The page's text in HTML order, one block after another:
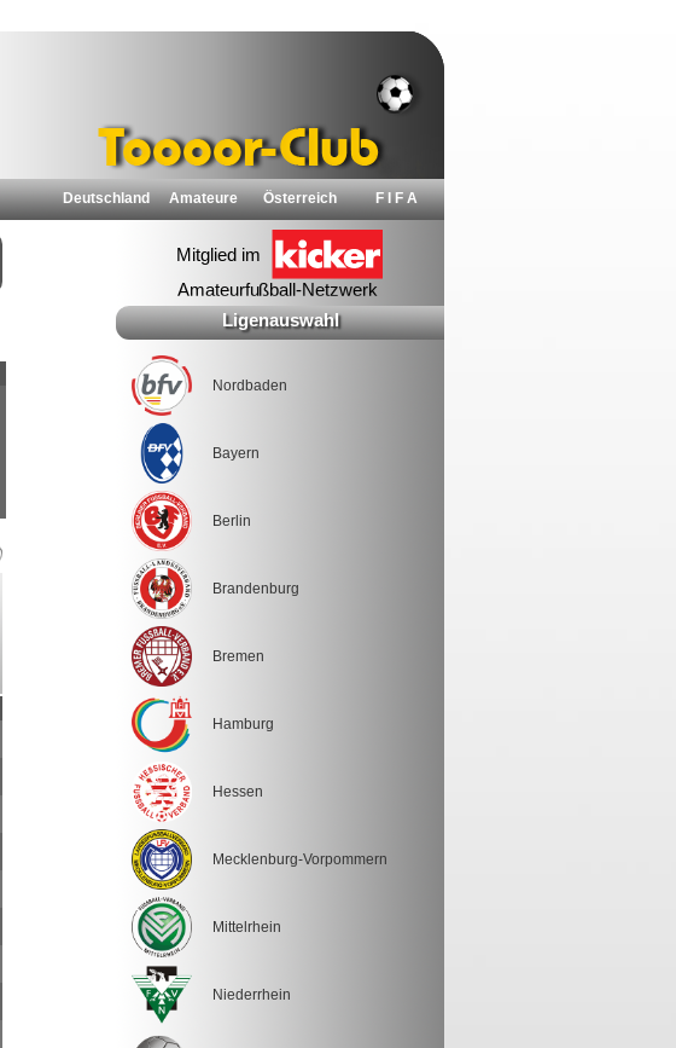
Deutschland Amateure Österreich F I F A
Ligenauswahl
Nordbaden
Bayern
Berlin
Brandenburg
Bremen
Hamburg
Hessen
Mecklenburg-Vorpommern
Mittelrhein
Niederrhein